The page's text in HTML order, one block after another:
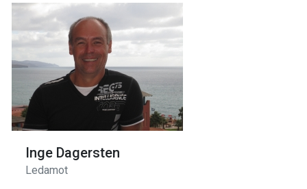
Inge Dagersten
Ledamot